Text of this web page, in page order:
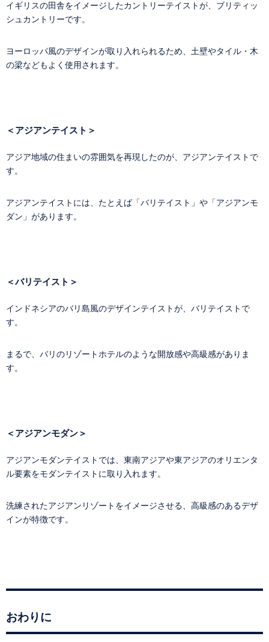
イギリスの田舎をイメージしたカントリーテイストが、ブリティッ
シュカントリーです。
ヨーロッパ風のデザインが取り入れられるため、土壁やタイル・木
の梁などもよく使用されます。
＜アジアンテイスト＞
アジア地域の住まいの雰囲気を再現したのが、アジアンテイストで
す。
アジアンテイストには、たとえば「バリテイスト」や「アジアンモ
ダン」があります。
＜バリテイスト＞
インドネシアのバリ島風のデザインテイストが、バリテイストで
す。
まるで、バリのリゾートホテルのような開放感や高級感がありま
す。
＜アジアンモダン＞
アジアンモダンテイストでは、東南アジアや東アジアのオリエンタ
ル要素をモダンテイストに取り入れます。
洗練されたアジアンリゾートをイメージさせる、高級感のあるデザ
インが特徴です。
おわりに